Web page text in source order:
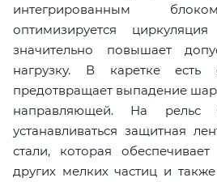
интегрированным
оптимизируется
значительно повышает
нагрузку. В каретке есть
предотвращает выпадение
направляющей. На
устанавливаться защитная
стали, которая
других мелких частиц и